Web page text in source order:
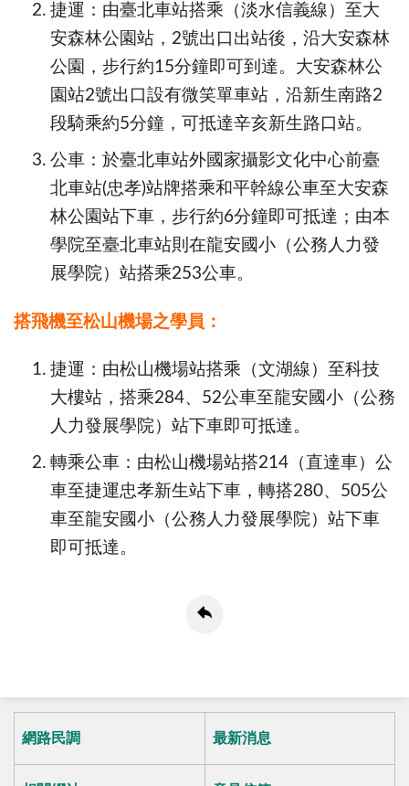
捷運：由臺北車站搭乘（淡水信義線）至大
安森林公園站，2號出口出站後，沿大安森林
公園，步行約15分鐘即可到達。大安森林公
園站2號出口設有微笑單車站，沿新生南路2
段騎乘約5分鐘，可抵達辛亥新生路口站。
公車：於臺北車站外國家攝影文化中心前臺
北車站(忠孝)站牌搭乘和平幹線公車至大安森
林公園站下車，步行約6分鐘即可抵達；由本
學院至臺北車站則在龍安國小（公務人力發
展學院）站搭乘253公車。
搭飛機至松山機場之學員：
捷運：由松山機場站搭乘（文湖線）至科技
大樓站，搭乘284、52公車至龍安國小（公務
人力發展學院）站下車即可抵達。
轉乘公車：由松山機場站搭214（直達車）公
車至捷運忠孝新生站下車，轉搭280、505公
車至龍安國小（公務人力發展學院）站下車
即可抵達。
網路民調 最新消息